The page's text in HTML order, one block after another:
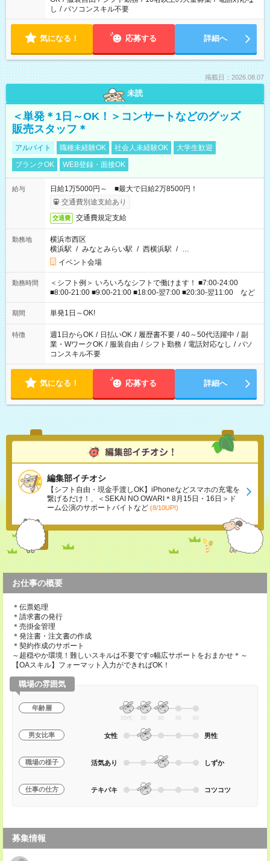
し / パソコンスキル不要
気になる！ 応募する 詳細へ
掲載日：2026.08.07
未読
＜単発＊1日～OK！＞コンサートなどのグッズ
販売スタッフ＊
アルバイト 職種未経験OK 社会人未経験OK
大学生歓迎
ブランクOK
WEB登録・面接OK
給与
日給1万5000円～ ■最大で日給2万8500円！
交通費別途支給あり
交通費 交通費規定支給
勤務地
横浜市西区
横浜駅 / みなとみらい駅 / 西横浜駅 / …
イベント会場
勤務時間
＜シフト例＞ いろいろなシフトで働けます！ ■7:00-24:00
■8:00-21:00 ■9:00-21:00 ■18:00-翌7:00 ■20:30-翌11:00 など
期間 単発1日～OK!
特徴 週1日からOK / 日払いOK / 履歴書不要 / 40～50代活躍中 / 副
業・WワークOK / 服装自由 / シフト勤務 / 電話対応なし / パソ
コンスキル不要
気になる！ 応募する 詳細へ
編集部イチオシ
【シフト自由・現金手渡しOK】iPhoneなどスマホの充電を
繋げるだけ！、＜SEKAI NO OWARI＊8月15日・16日＞ド
ーム公演のサポートバイトなど (8/10UP!)
お仕事の概要
＊伝票処理
＊請求書の発行
＊売掛金管理
＊発注書・注文書の作成
＊契約作成のサポート
～超穏やか環境！難しいスキルは不要です○幅広サポートをおまかせ＊～
【OAスキル】フォーマット入力ができればOK！
職場の雰囲気
年齢層
20代 30 40 50 60
男女比率 女性 男性
職場の様子 活気あり しずか
仕事の仕方 テキパキ コツコツ
募集情報